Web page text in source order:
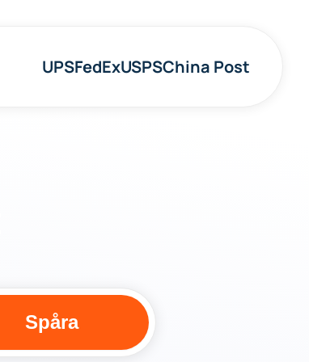
UPSFedExUSPSChina Post
Spåra